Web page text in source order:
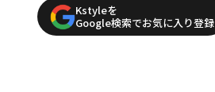
Kstyleを
Google検索でお気に入り登録